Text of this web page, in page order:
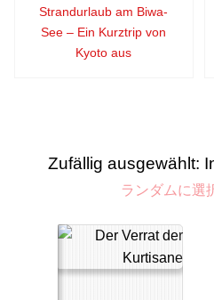
Strandurlaub am Biwa-
See – Ein Kurztrip von
Kyoto aus
Zufällig ausgewählt:
ランダムに選